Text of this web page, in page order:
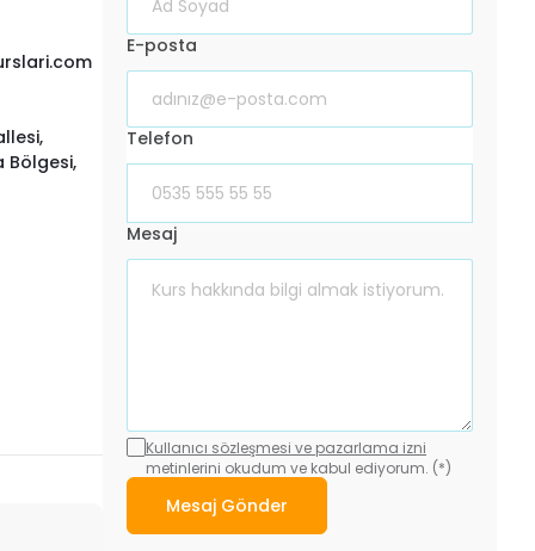
Bölgesi,
E-posta
Telefon
Mesaj
Kullanıcı sözleşmesi ve pazarlama izni
metinlerini okudum ve kabul ediyorum. (*)
Mesaj Gönder